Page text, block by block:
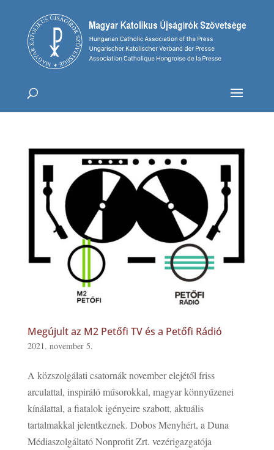
Megújult az M2 Petőfi TV és a Petőfi Rádió
2021. november 5.
A közszolgálati csatornák november elejétől friss
arculattal, inspiráló műsorokkal, magyar könnyűzenei
kínálattal, a fiatalok igényeire szabott, aktuális
tartalmakkal jelentkeznek. Dobos Menyhért, a Duna
Médiaszolgáltató Nonprofit Zrt. vezérigazgatója